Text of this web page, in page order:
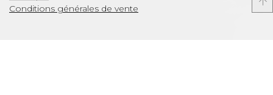
Conditions générales de vente